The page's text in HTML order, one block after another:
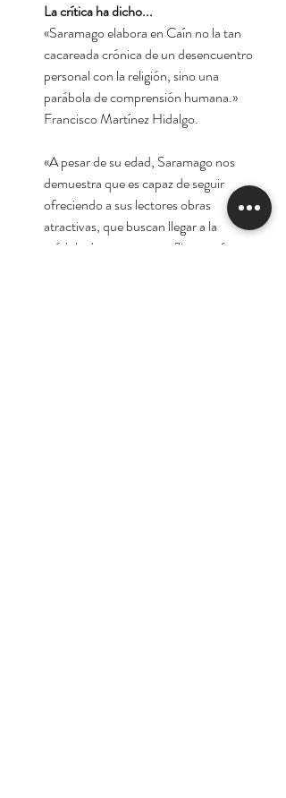
La crítica ha dicho...
«Saramago elabora en Caín no la tan
cacareada crónica de un desencuentro
personal con la religión, sino una
parábola de comprensión humana.»
Francisco Martínez Hidalgo.
«A pesar de su edad, Saramago nos
demuestra que es capaz de seguir
ofreciendo a sus lectores obras
atractivas, que buscan llegar a la
médula de nuestros conflictos más